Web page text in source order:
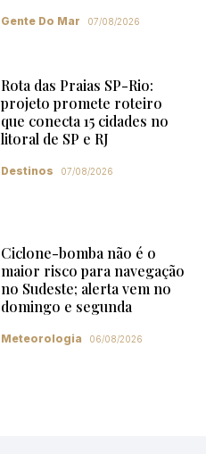
Gente Do Mar 07/08/2026
Rota das Praias SP-Rio:
projeto promete roteiro
que conecta 15 cidades no
litoral de SP e RJ
Destinos 07/08/2026
Ciclone-bomba não é o
maior risco para navegação
no Sudeste; alerta vem no
domingo e segunda
Meteorologia 06/08/2026